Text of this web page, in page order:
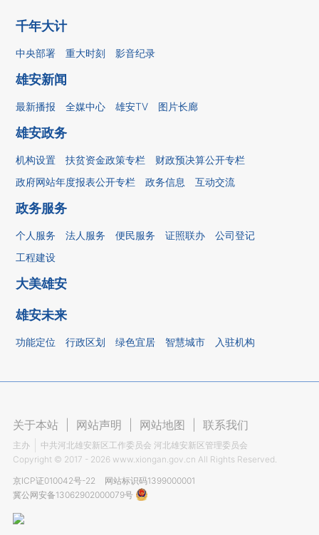
千年大计
中央部署 重大时刻 影音纪录
雄安新闻
最新播报 全媒中心 雄安TV 图片长廊
雄安政务
机构设置 扶贫资金政策专栏
财政预决算公开专栏
政府网站年度报表公开专栏
政务信息 互动交流
政务服务
个人服务 法人服务 便民服务 证照联办
公司登记
工程建设
大美雄安
雄安未来
功能定位 行政区划 绿色宜居 智慧城市 入驻机构
关于本站 网站声明 网站地图 联系我们
主办
中共河北雄安新区工作委员会 河北雄安新区管理委员会
Copyright © 2017 - 2026 www.xiongan.gov.cn All Rights Reserved.
京ICP证010042号-22
网站标识码1399000001
冀公网安备13062902000079号